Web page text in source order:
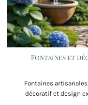
Fontaines et
Fontaines
décoratif et design